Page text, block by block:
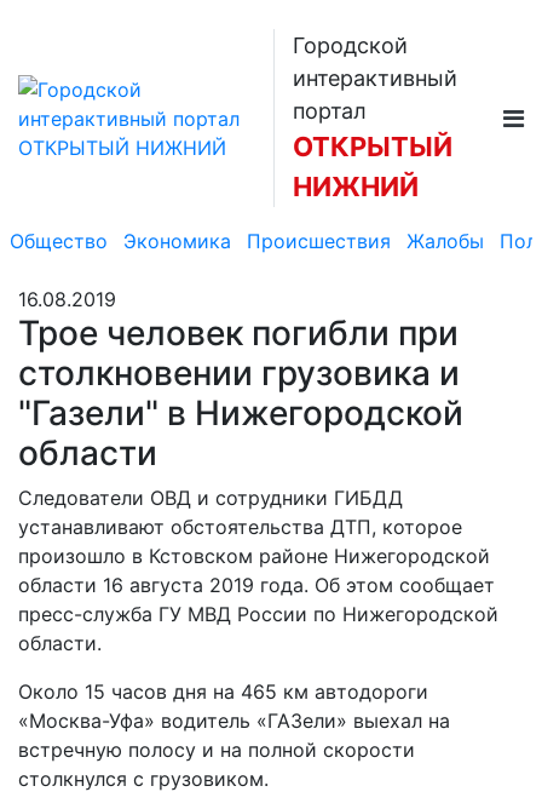
Городской
интерактивный
портал
ОТКРЫТЫЙ
НИЖНИЙ
Общество Экономика Происшествия Жалобы
16.08.2019
Трое человек погибли при
столкновении грузовика и
"Газели" в Нижегородской
области
Следователи ОВД и сотрудники ГИБДД
устанавливают обстоятельства ДТП, которое
произошло в Кстовском районе Нижегородской
области 16 августа 2019 года. Об этом сообщает
пресс-служба ГУ МВД России по Нижегородской
области.
Около 15 часов дня на 465 км автодороги
«Москва-Уфа» водитель «ГАЗели» выехал на
встречную полосу и на полной скорости
столкнулся с грузовиком.